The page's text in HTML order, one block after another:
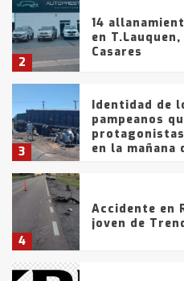
2
14
en
Casares
3
Identidad de
pampeanos
en la mañana
4
Accidente en
joven de